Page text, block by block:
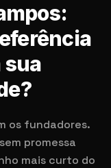
sua
os fundadores.
promessa
mais curto do